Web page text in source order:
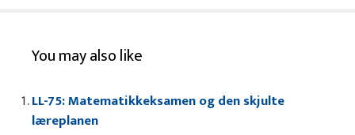
You may also like
LL-75: Matematikkeksamen og den skjulte
læreplanen